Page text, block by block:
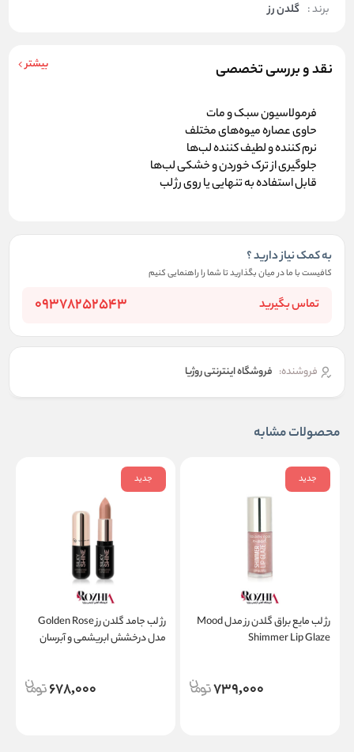
برند : گلدن رز
نقد و بررسی تخصصی بیشتر
فرمولاسیون سبک و مات
حاوی عصاره میوه‌های مختلف
نرم کننده و لطیف کننده لب‌ها
جلوگیری از ترک خوردن و خشکی لب‌ها
قابل استفاده به تنهایی یا روی رژ لب
به کمک نیاز دارید ؟
کافیست با ما در میان بگذارید تا شما را راهنمایی کنیم
تماس بگیرید 09378252543
فروشنده: فروشگاه اینترنتی روژیا
محصولات مشابه
جدید
رژ لب مایع براق گلدن رز مدل Mood
Shimmer Lip Glaze
739,000
جدید
رژ لب جامد گلدن رز Golden Rose
مدل درخشش ابریشمی و آبرسان
678,000